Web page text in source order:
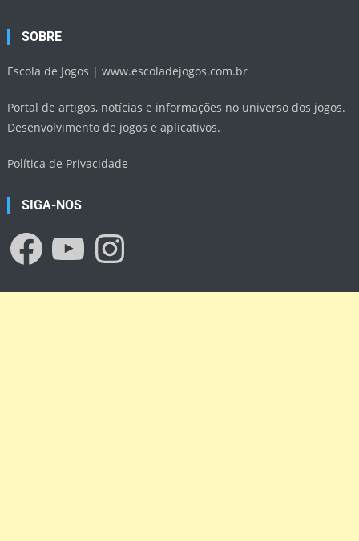
SOBRE
Escola de Jogos |www.escoladejogos.com.br
Portal de artigos, notícias e informações no universo dos jogos.
Desenvolvimento de jogos e aplicativos.
Política de Privacidade
SIGA-NOS